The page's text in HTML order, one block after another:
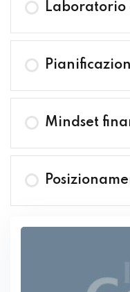
Laboratorio
Mindset